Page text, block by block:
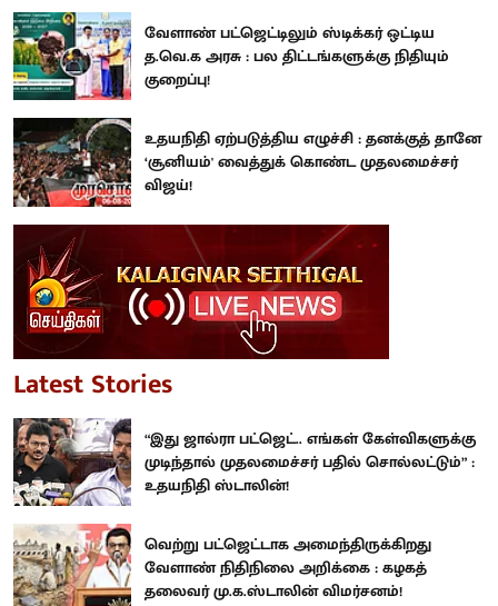
வேளாண் பட்ஜெட்டிலும் ஸ்டிக்கர் ஒட்டிய
த.வெ.க அரசு : பல திட்டங்களுக்கு நிதியும்
குறைப்பு!
உதயநிதி ஏற்படுத்திய எழுச்சி : தனக்குத் தானே
‘சூனியம்' வைத்துக் கொண்ட முதலமைச்சர்
விஜய்!
Latest Stories
“இது ஜால்ரா பட்ஜெட்.. எங்கள் கேள்விகளுக்கு
முடிந்தால் முதலமைச்சர் பதில் சொல்லட்டும்” :
உதயநிதி ஸ்டாலின்!
வெற்று பட்ஜெட்டாக அமைந்திருக்கிறது
வேளாண் நிதிநிலை அறிக்கை : கழகத்
தலைவர் மு.க.ஸ்டாலின் விமர்சனம்!